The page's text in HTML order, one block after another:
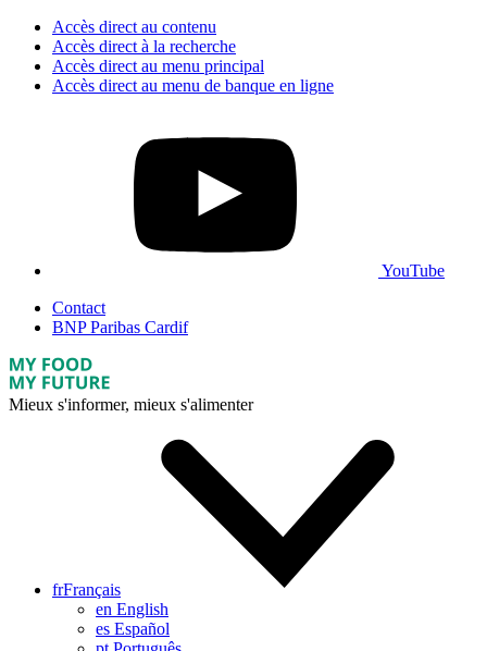
Accès direct au contenu
Accès direct à la recherche
Accès direct au menu principal
Accès direct au menu de banque en ligne
YouTube
Contact
BNP Paribas Cardif
Mieux s'informer, mieux s'alimenter
frFrançais
en English
es Español